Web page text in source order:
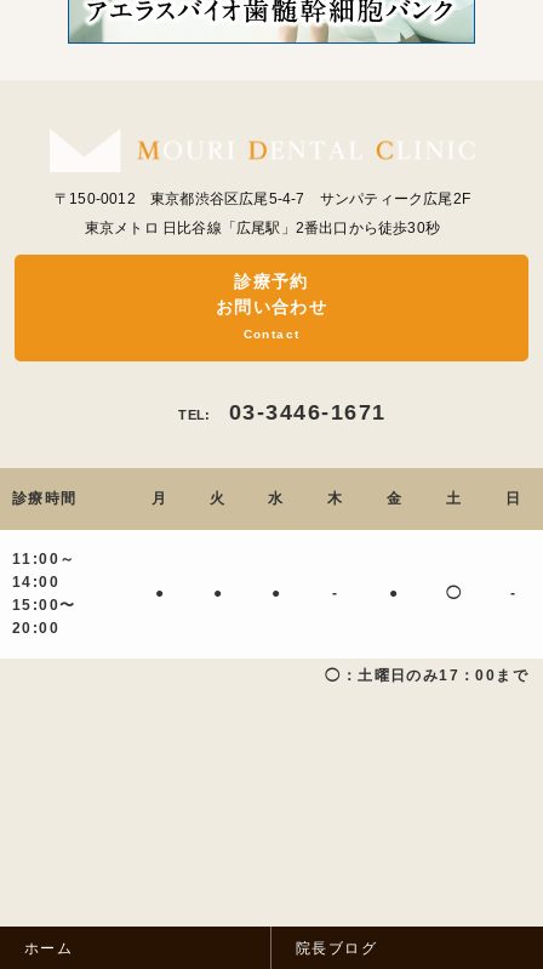
〒150-0012 東京都渋谷区広尾5-4-7 サンパティーク広尾2F
東京メトロ 日比谷線「広尾駅」2番出口から徒歩30秒
診療予約
お問い合わせ
Contact
TEL: 03-3446-1671
診療時間 月 火 水 木 金 土 日
11:00～
14:00
15:00〜
20:00
● ● ● - ● ◯ -
◯：土曜日のみ17：00まで
ホーム 院長ブログ